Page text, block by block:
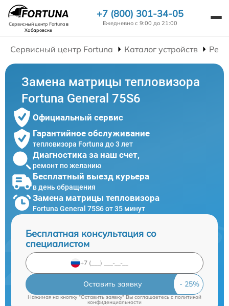
Сервисный центр Fortunaв
Хабаровске
+7 (800) 301-34-05
Ежедневно с 9:00 до 21:00
Сервисный центр Fortuna Каталог устройств
Замена матрицы тепловизора
Fortuna General 75S6
Официальный сервис
Гарантийное обслуживание
тепловизора Fortuna до 3 лет
Диагностика за наш счет,
ремонт по желанию
Бесплатный выезд курьера
в день обращения
Замена матрицы тепловизора
Fortuna General 75S6 от 35 минут
Бесплатная консультация со
специалистом
Оставить заявку
Нажимая на кнопку "Оставить заявку" Вы соглашаетесь cполитикой
конфиденциальности